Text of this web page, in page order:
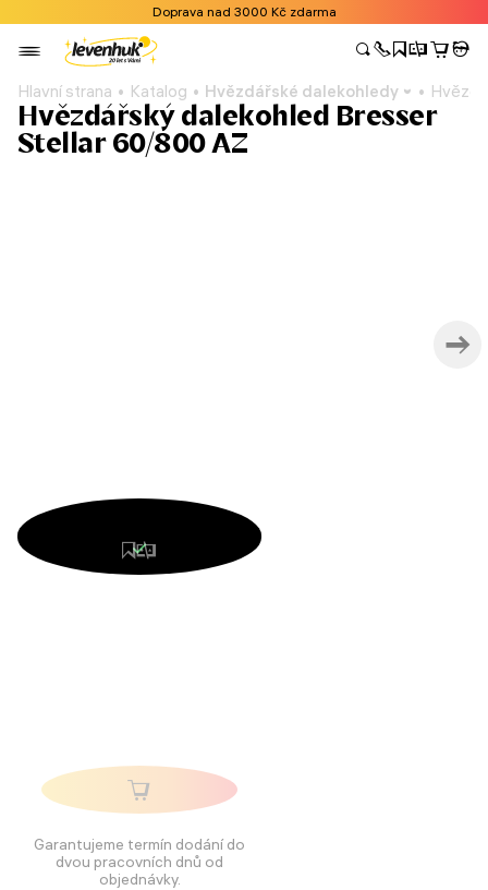
Doprava nad 3000 Kč zdarma
Hlavní strana Katalog Hvězdářské dalekohledy
Hvězdářský dalekohled Bresser
Stellar 60/800 AZ
Garantujeme termín dodání do
dvou pracovních dnů od
objednávky.